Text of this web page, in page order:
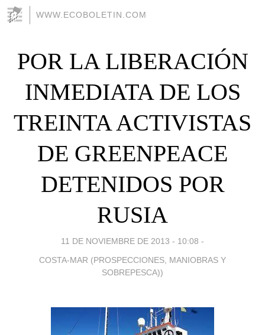
WWW.ECOBOLETIN.COM
POR LA LIBERACIÓN
INMEDIATA DE LOS
TREINTA ACTIVISTAS
DE GREENPEACE
DETENIDOS POR
RUSIA
11 DE NOVIEMBRE DE 2013 - 10:08 -
COSTA-MAR (PROSPECCIONES, MANIOBRAS Y
SOBREPESCA))